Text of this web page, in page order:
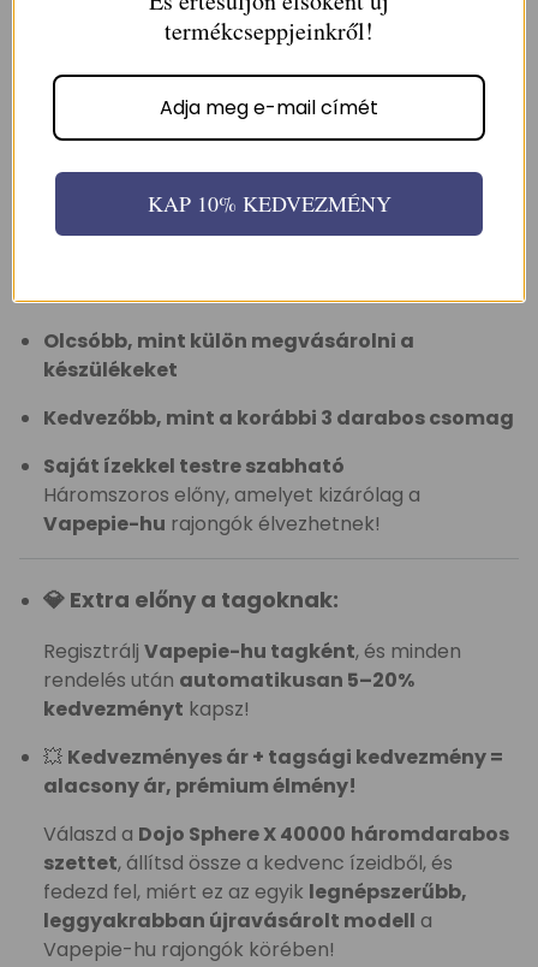
🌬️Quad Mesh + PWR mód – Több gőz, több íz
🌿 ECO mód – Lágyabb, kifinomult élmény
💨 Hatalmas e-folyadék kapacitás-A20 ml e-
biztosít – újratöltés nélkül.
Olcsóbb, mint külön megvásárolni a
készülékeket
Kedvezőbb, mint a korábbi 3 darabos csomag
Saját ízekkel testre szabható
Háromszoros előny, amelyet kizárólag a
Vapepie-hu rajongók élvezhetnek!
💎 Extra előny a tagoknak:
Regisztrálj Vapepie-hu tagként, és minden
rendelés után automatikusan 5–20%
kedvezményt kapsz!
💥 Kedvezményes ár + tagsági kedvezmény =
alacsony ár, prémium élmény!
Válaszd a Dojo Sphere X 40000 háromdarabos
szettet, állítsd össze a kedvenc ízeidből, és
fedezd fel, miért ez az egyik legnépszerűbb,
leggyakrabban újravásárolt modell a
Vapepie-hu rajongók körében!
termékcseppjeinkről!
KAP 10% KEDVEZMÉNY